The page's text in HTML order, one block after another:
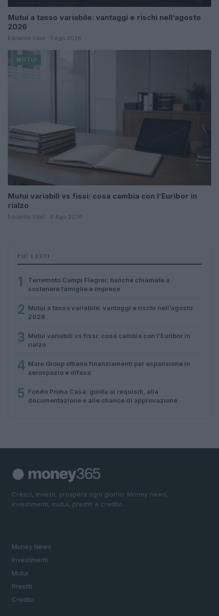
Mutui a tasso variabile: vantaggi e rischi nell’agosto
2026
Edoardo Vitali · 7 Ago 2026
MUTUI
Mutui variabili vs fissi: cosa cambia con l’Euribor in
rialzo
Edoardo Vitali · 6 Ago 2026
PIÙ LETTI
1
Terremoto Campi Flegrei: banche chiamate a
sostenere famiglie e imprese
2 Mutui a tasso variabile: vantaggi e rischi nell’agosto
2026
3 Mutui variabili vs fissi: cosa cambia con l’Euribor in
rialzo
4 Mare Group ottiene finanziamenti per espansione in
aerospazio e difesa
5 Fondo Prima Casa: guida ai requisiti, alla
documentazione e alle chance di approvazione
Cresci, investi, prospera ogni giorno. Money news,
investimenti, mutui, prestiti e credito.
Money News
Investimenti
Mutui
Prestiti
Credito